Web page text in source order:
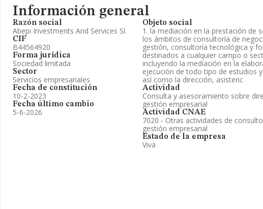
Información general
Razón social
Abepi Investments And Services Sl.
CIF
B44564920
Forma jurídica
Sociedad limitada
Sector
Servicios empresariales
Fecha de constitución
10-2-2023
Fecha último cambio
5-6-2026
Objeto social
1. la mediación en la prestación de
los ámbitos de consultoría de
gestión, consultoría tecnológica y
destinados a cualquier campo o
incluyendo la mediación en la
ejecución de todo tipo de estudios
así como la dirección, asistenc
Actividad
Consulta y asesoramiento sobre
gestión empresarial
Actividad CNAE
7020 - Otras actividades de
gestión empresarial
Estado de la empresa
Viva